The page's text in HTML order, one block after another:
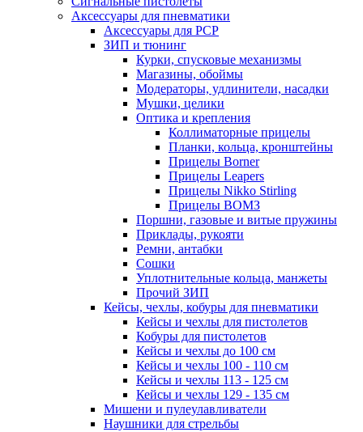
Аксессуары для пневматики
Аксессуары для PCP
ЗИП и тюнинг
Курки, спусковые механизмы
Магазины, обоймы
Модераторы, удлинители, насадки
Мушки, целики
Оптика и крепления
Коллиматорные прицелы
Планки, кольца, кронштейны
Прицелы Borner
Прицелы Leapers
Прицелы Nikko Stirling
Прицелы ВОМЗ
Поршни, газовые и витые пружины
Приклады, рукояти
Ремни, антабки
Сошки
Уплотнительные кольца, манжеты
Прочий ЗИП
Кейсы, чехлы, кобуры для пневматики
Кейсы и чехлы для пистолетов
Кобуры для пистолетов
Кейсы и чехлы до 100 см
Кейсы и чехлы 100 - 110 см
Кейсы и чехлы 113 - 125 см
Кейсы и чехлы 129 - 135 см
Мишени и пулеулавливатели
Наушники для стрельбы